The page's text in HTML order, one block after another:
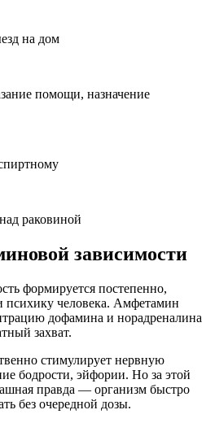
на дом
помощи, назначение
зависимости
формируется постепенно,
психику человека. Амфетамин
дофамина и норадреналина
захват.
стимулирует нервную
бодрости, эйфории. Но за этой
правда — организм быстро
без очередной дозы.